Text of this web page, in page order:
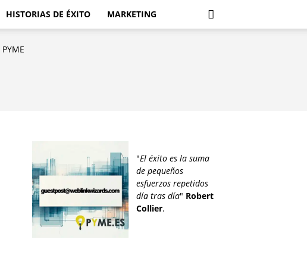
HISTORIAS DE ÉXITO MARKETING
"El éxito es la suma
de pequeños
esfuerzos repetidos
día tras día" Robert
Collier.